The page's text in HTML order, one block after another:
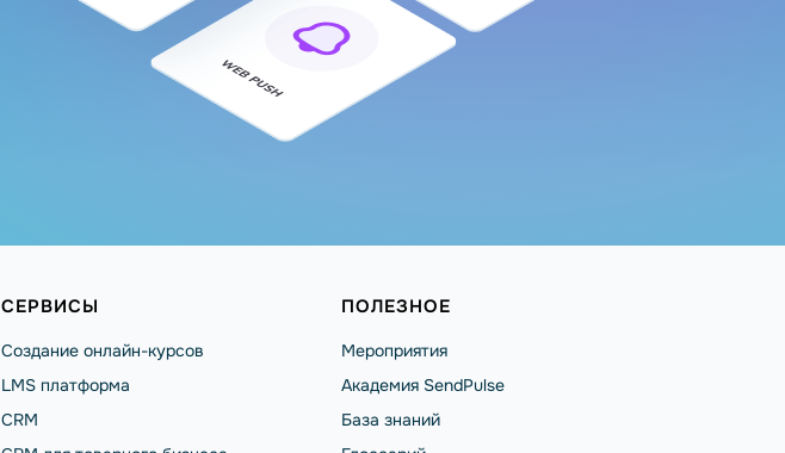
СЕРВИСЫ
Создание онлайн-курсов
LMS платформа
CRM
ПОЛЕЗНОЕ
Мероприятия
Академия SendPulse
База знаний